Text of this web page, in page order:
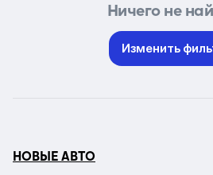
Ничего не
Изменить
НОВЫЕ АВТО